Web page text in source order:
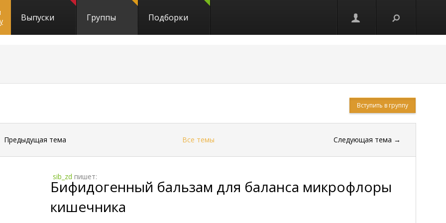
Выпуски Группы Подборки
Вступить в группу
Предыдущая тема Все темы Следующая тема →
sib_zd пишет:
Бифидогенный бальзам для баланса микрофлоры
кишечника